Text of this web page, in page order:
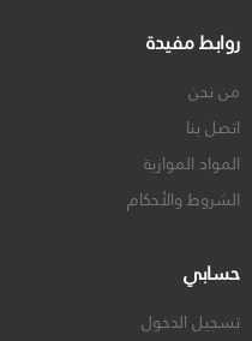
روابط مفيدة
من نحن
اتصل بنا
المواد الموازية
الشروط والأحكام
حسابي
تسجيل الدخول